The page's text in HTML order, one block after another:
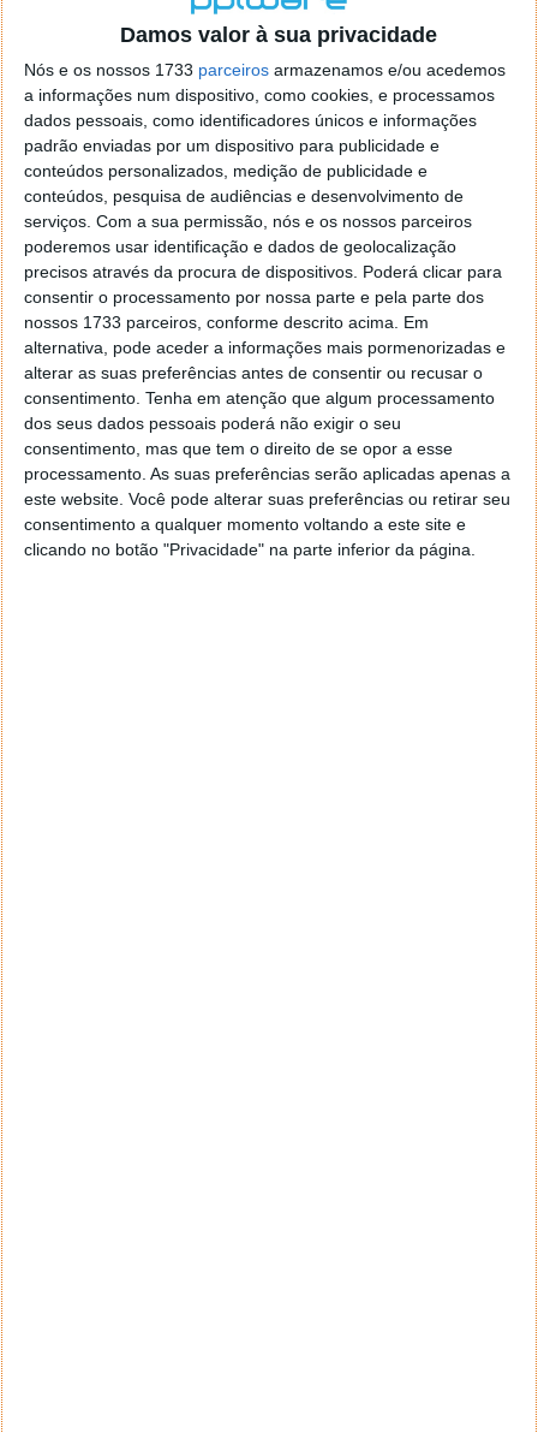
Damos valor à sua privacidade
Nós e os nossos 1733 parceiros armazenamos e/ou acedemos
a informações num dispositivo, como cookies, e processamos
dados pessoais, como identificadores únicos e informações
padrão enviadas por um dispositivo para publicidade e
conteúdos personalizados, medição de publicidade e
conteúdos, pesquisa de audiências e desenvolvimento de
serviços. Com a sua permissão, nós e os nossos parceiros
poderemos usar identificação e dados de geolocalização
precisos através da procura de dispositivos. Poderá clicar para
consentir o processamento por nossa parte e pela parte dos
nossos 1733 parceiros, conforme descrito acima. Em
alternativa, pode aceder a informações mais pormenorizadas e
alterar as suas preferências antes de consentir ou recusar o
consentimento. Tenha em atenção que algum processamento
dos seus dados pessoais poderá não exigir o seu
consentimento, mas que tem o direito de se opor a esse
processamento. As suas preferências serão aplicadas apenas a
este website. Você pode alterar suas preferências ou retirar seu
consentimento a qualquer momento voltando a este site e
clicando no botão "Privacidade" na parte inferior da página.
Sistema Volta: tem de regressar ao
supermercado onde comprou a garrafa?
03 JUN 2026·NOTÍCIAS 83 COMENTÁRIOS
Desde o início do programa Volta, tem circulado
pelas redes sociais a ideia de que o novo sistema de
depósito de embalagens obriga os consumidores a
devolver as garrafas no mesmo supermercado onde
as compraram. Será que sim?